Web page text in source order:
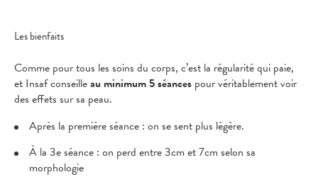
Les bienfaits
Comme pour tous les soins du corps, c’est la régularité qui paie,
et Insaf conseilleau minimum 5 séances pour véritablement voir
des effets sur sa peau.
Après la première séance : on se sent plus légère.
À la 3e séance : on perd entre 3cm et 7cm selon sa
morphologie